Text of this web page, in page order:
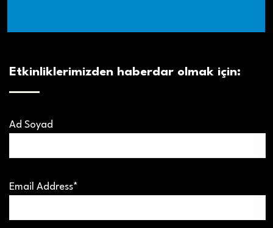
Etkinliklerimizden haberdar olmak için:
Ad Soyad
Email Address*